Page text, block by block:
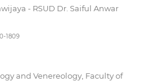
- RSUD Dr. Saiful Anwar
1809
and Venereology, Faculty of